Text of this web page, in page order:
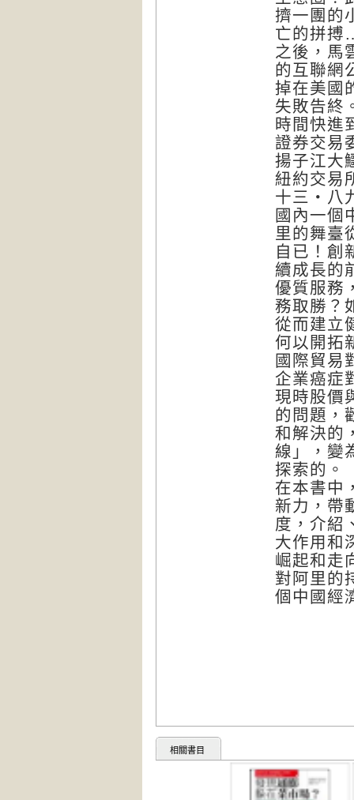
擠一團的
亡的拼搏
之後，馬
的互聯網
掉在美國
失敗告終
時間快進
證券交易
揚子江大
紐約交易
十三‧八
國內一個
里的舞臺
自已！創
續成長的
優質服務
務取勝？
從而建立
何以開拓
國際貿易
企業癌症
現時股價
的問題，
和解決的
線」，變
探索的。
在本書中
新力，帶
度，介紹
大作用和
崛起和走
對阿里的
個中國經
相關書目